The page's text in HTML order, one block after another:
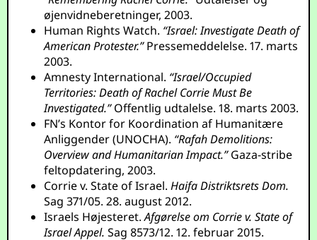
øjenvidneberetninger, 2003.
Human Rights Watch. “Israel: Investigate Death of
American Protester.”Pressemeddelelse. 17. marts
2003.
Amnesty International. “Israel/Occupied
Territories: Death of Rachel Corrie Must Be
Investigated.”Offentlig udtalelse. 18. marts 2003.
FN’s Kontor for Koordination af Humanitære
Anliggender (UNOCHA). “Rafah Demolitions:
Overview and Humanitarian Impact.”Gaza-stribe
feltopdatering, 2003.
Corrie v. State of Israel.Haifa Distriktsrets Dom.
Sag 371/05. 28. august 2012.
Israels Højesteret.Afgørelse om Corrie v. State of
Israel Appel. Sag 8573/12. 12. februar 2015.